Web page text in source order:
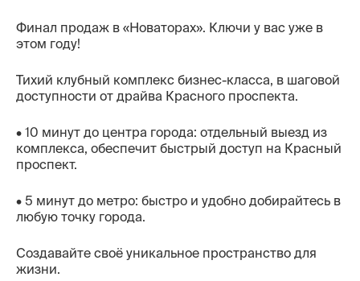
Агентам
Вакансии
Финал продаж в «Новаторах». Ключи у вас уже в
этом году!
Тихий клубный комплекс бизнес-класса, в шаговой
доступности от драйва Красного проспекта.
• 10 минут до центра города: отдельный выезд из
комплекса, обеспечит быстрый доступ на Красный
проспект.
• 5 минут до метро: быстро и удобно добирайтесь в
любую точку города.
Создавайте своё уникальное пространство для
жизни.